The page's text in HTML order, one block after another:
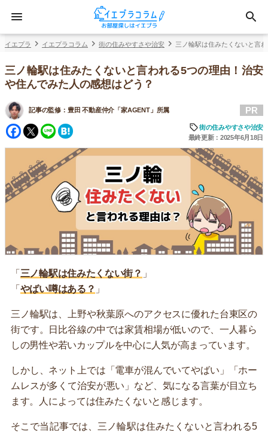
イエプラ イエプラコラム 街の住みやすさや治安 三ノ輪駅は住みたくないと言
三ノ輪駅は住みたくないと言われる5つの理由！治安
や住んでみた人の感想はどう？
記事の監修： 豊田 不動産仲介「家AGENT」所属
Facebook
Twitter
Line
PR
街の住みやすさや治安
最終更新：2025年6月18日
「 三ノ輪駅は住みたくない街？ 」
「 やばい噂はある？ 」
三ノ輪駅は、上野や秋葉原へのアクセスに優れた台東区の
街です。日比谷線の中では家賃相場が低いので、一人暮ら
しの男性や若いカップルを中心に人気が高まっています。
しかし、ネット上では「電車が混んでいてやばい」「ホー
ムレスが多くて治安が悪い」など、気になる言葉が目立ち
ます。人によっては住みたくないと感じます。
そこで当記事では、三ノ輪駅は住みたくないと言われる5